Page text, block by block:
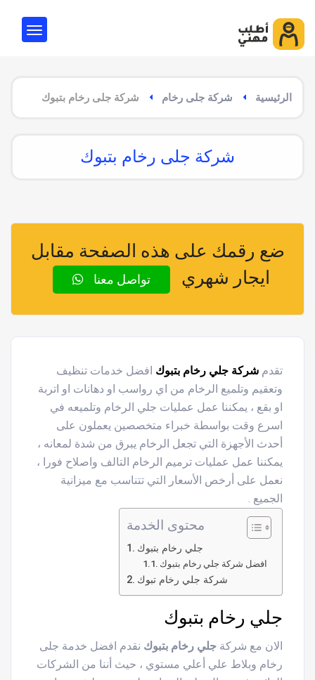
الرئيسية شركة جلى رخام شركة جلى رخام بتبوك
شركة جلى رخام بتبوك
ضع رقمك على هذه الصفحة مقابل
ايجار شهري
تواصل معنا
تقدم شركة جلي رخام بتبوك افضل خدمات تنظيف
وتعقيم وتلميع الرخام من اي رواسب او دهانات او اتربة
او بقع ، يمكننا عمل عمليات جلي الرخام وتلميعه في
اسرع وقت بواسطة خبراء متخصصين يعملون على
أحدث الأجهزة التي تجعل الرخام يبرق من شدة لمعانه ،
يمكننا عمل عمليات ترميم الرخام التالف واصلاح فورا ،
نعمل على أرخص الأسعار التي تتناسب مع ميزانية
الجميع .
محتوى الخدمة
جلي رخام بتبوك
افضل شركة جلي رخام بتبوك
شركة جلي رخام تبوك
جلي رخام بتبوك
الان مع شركة جلي رخام بتبوك نقدم افضل خدمة جلى
رخام وبلاط علي أعلي مستوي ، حيث أننا من الشركات